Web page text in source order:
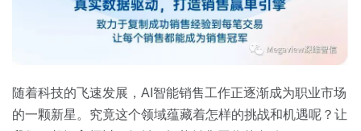
教育
房地产
资源中心
全部
关于我们
随着科技的飞速发展，AI智能销售工作正逐渐成为职业市场
的一颗新星。究竟这个领域蕴藏着怎样的挑战和机遇呢？让